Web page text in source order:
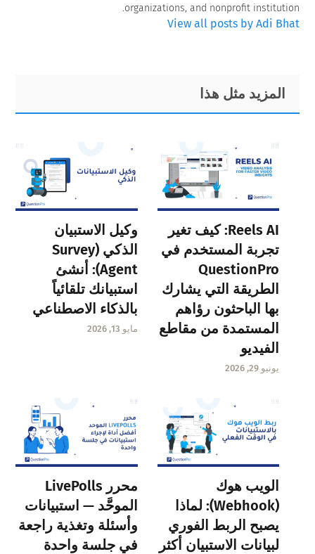
organizations, and nonprofit institution.
View all posts by Adi Bhat
Primary
Sidebar
Footer
المزيد مثل هذا
Reels AI: كيف تغير
تجربة المستخدم في
QuestionPro
الطريقة التي يشارك
بها الباحثون رؤاهم
المستمدة من مقاطع
الفيديو
يونيو 29, 2026
وكيل الاستبيان
الذكي (Survey
Agent): أنشئ
استبيانك تلقائياً
بالذكاء الاصطناعي
مايو 13, 2026
الويب هوك
(Webhook): لماذا
يصبح الربط الفوري
لبيانات الاستبيان أكثر
محرر LivePolls
الموحَّد — استبيانات
وأسئلة وتغذية راجعة
في جلسة واحدة